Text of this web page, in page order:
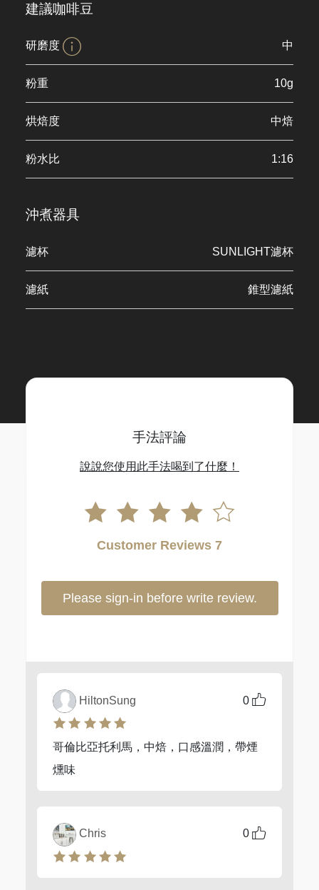
建議咖啡豆
研磨度 中
粉重 10g
烘焙度 中焙
粉水比 1:16
沖煮器具
濾杯 SUNLIGHT濾杯
濾紙 錐型濾紙
手法評論
說說您使用此手法喝到了什麼！
Customer Reviews 7
Please sign-in before write review.
0
HiltonSung
哥倫比亞托利馬，中焙，口感溫潤，帶煙
燻味
0
Chris